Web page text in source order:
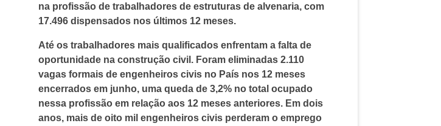
na profissão de trabalhadores de estruturas de alvenaria, com
17.496 dispensados nos últimos 12 meses.
Até os trabalhadores mais qualificados enfrentam a falta de
oportunidade na construção civil. Foram eliminadas 2.110
vagas formais de engenheiros civis no País nos 12 meses
encerrados em junho, uma queda de 3,2% no total ocupado
nessa profissão em relação aos 12 meses anteriores. Em dois
anos, mais de oito mil engenheiros civis perderam o emprego